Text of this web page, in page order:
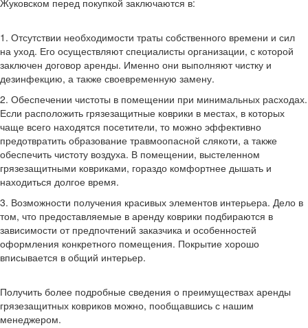
Жуковском перед покупкой заключаются в:
1. Отсутствии необходимости траты собственного времени и сил
на уход. Его осуществляют специалисты организации, с которой
заключен договор аренды. Именно они выполняют чистку и
дезинфекцию, а также своевременную замену.
2. Обеспечении чистоты в помещении при минимальных расходах.
Если расположить грязезащитные коврики в местах, в которых
чаще всего находятся посетители, то можно эффективно
предотвратить образование травмоопасной слякоти, а также
обеспечить чистоту воздуха. В помещении, выстеленном
грязезащитными ковриками, гораздо комфортнее дышать и
находиться долгое время.
3. Возможности получения красивых элементов интерьера. Дело в
том, что предоставляемые в аренду коврики подбираются в
зависимости от предпочтений заказчика и особенностей
оформления конкретного помещения. Покрытие хорошо
вписывается в общий интерьер.
Получить более подробные сведения о преимуществах аренды
грязезащитных ковриков можно, пообщавшись с нашим
менеджером.